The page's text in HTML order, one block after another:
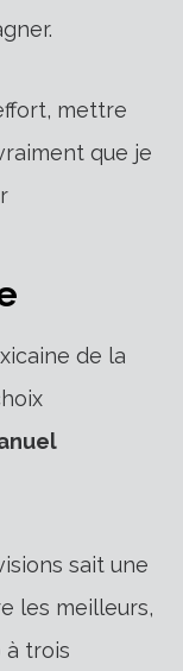
mettre
que je
de la
sait une
les meilleurs,
à trois